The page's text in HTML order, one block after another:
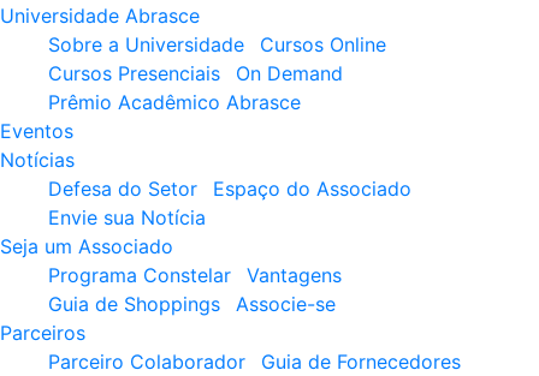
Universidade Abrasce
Sobre a Universidade
Cursos Online
Cursos Presenciais
On Demand
Prêmio Acadêmico Abrasce
Eventos
Notícias
Defesa do Setor
Espaço do Associado
Envie sua Notícia
Seja um Associado
Programa Constelar
Vantagens
Guia de Shoppings
Associe-se
Parceiros
Parceiro Colaborador
Guia de Fornecedores